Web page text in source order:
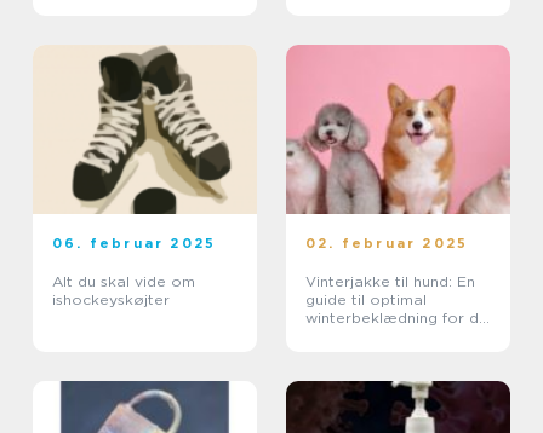
06. februar 2025
Alt du skal vide om
ishockeyskøjter
02. februar 2025
Vinterjakke til hund: En
guide til optimal
winterbeklædning for din